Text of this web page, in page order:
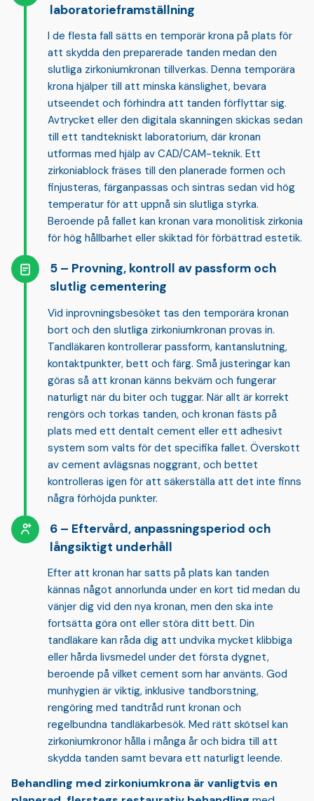
laboratorieframställning
I de flesta fall sätts en temporär krona på plats för
att skydda den preparerade tanden medan den
slutliga zirkoniumkronan tillverkas. Denna temporära
krona hjälper till att minska känslighet, bevara
utseendet och förhindra att tanden förflyttar sig.
Avtrycket eller den digitala skanningen skickas sedan
till ett tandtekniskt laboratorium, där kronan
utformas med hjälp av CAD/CAM-teknik. Ett
zirkoniablock fräses till den planerade formen och
finjusteras, färganpassas och sintras sedan vid hög
temperatur för att uppnå sin slutliga styrka.
Beroende på fallet kan kronan vara monolitisk zirkonia
för hög hållbarhet eller skiktad för förbättrad estetik.
Provning, kontroll av passform och
slutlig cementering
Vid inprovningsbesöket tas den temporära kronan
bort och den slutliga zirkoniumkronan provas in.
Tandläkaren kontrollerar passform, kantanslutning,
kontaktpunkter, bett och färg. Små justeringar kan
göras så att kronan känns bekväm och fungerar
naturligt när du biter och tuggar. När allt är korrekt
rengörs och torkas tanden, och kronan fästs på
plats med ett dentalt cement eller ett adhesivt
system som valts för det specifika fallet. Överskott
av cement avlägsnas noggrant, och bettet
kontrolleras igen för att säkerställa att det inte finns
några förhöjda punkter.
Eftervård, anpassningsperiod och
långsiktigt underhåll
Efter att kronan har satts på plats kan tanden
kännas något annorlunda under en kort tid medan du
vänjer dig vid den nya kronan, men den ska inte
fortsätta göra ont eller störa ditt bett. Din
tandläkare kan råda dig att undvika mycket klibbiga
eller hårda livsmedel under det första dygnet,
beroende på vilket cement som har använts. God
munhygien är viktig, inklusive tandborstning,
rengöring med tandtråd runt kronan och
regelbundna tandläkarbesök. Med rätt skötsel kan
zirkoniumkronor hålla i många år och bidra till att
skydda tanden samt bevara ett naturligt leende.
Behandling med zirkoniumkrona är vanligtvis en